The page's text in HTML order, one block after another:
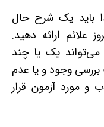
باید یک شرح حال
علائم ارائه دهید.
یک یا چند
وجود و یا عدم
و مورد آزمون قرار